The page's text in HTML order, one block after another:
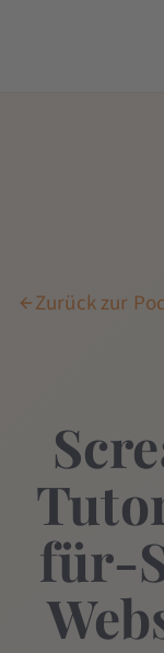
Zurück zur
für-